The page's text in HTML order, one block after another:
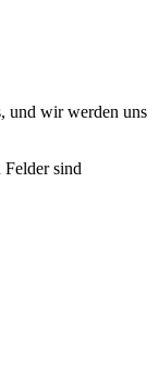
und wir werden uns
Felder sind